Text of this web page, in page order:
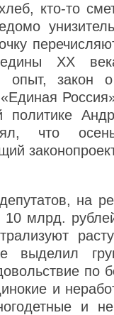
кто-то
XX
опыт, закон
политике
что
на
10 млрд.
выделил
по
и
и